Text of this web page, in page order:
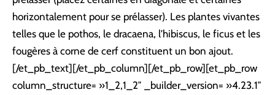
horizontalement pour se prélasser). Les plantes vivantes
telles que le pothos, le dracaena, l’hibiscus, le ficus et les
fougères à corne de cerf constituent un bon ajout.
[/et_pb_text][/et_pb_column][/et_pb_row][et_pb_row
column_structure= »1_2,1_2″ _builder_version= »4.23.1″